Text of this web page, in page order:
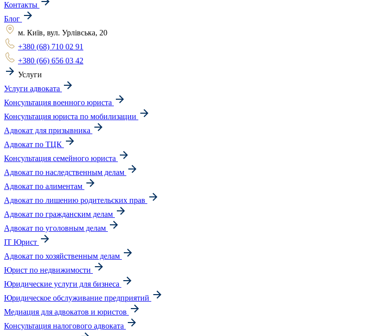
Контакты
Блог
м. Київ, вул. Урлівська, 20
+380 (68) 710 02 91
+380 (66) 656 03 42
Услуги
Услуги адвоката
Консультация военного юриста
Консультация юриста по мобилизации
Адвокат для призывника
Адвокат по ТЦК
Консультация семейного юриста
Адвокат по наследственным делам
Адвокат по алиментам
Адвокат по лишению родительских прав
Адвокат по гражданским делам
Адвокат по уголовным делам
IT Юрист
Адвокат по хозяйственным делам
Юрист по недвижимости
Юридические услуги для бизнеса
Юридическое обслуживание предприятий
Медиация для адвокатов и юристов
Консультация налогового адвоката